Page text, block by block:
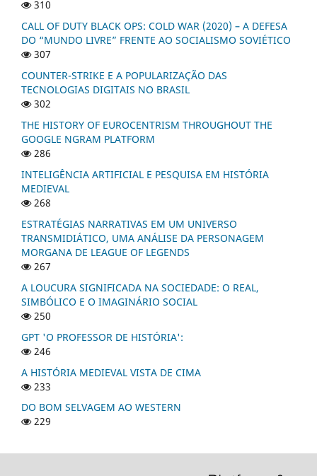
310
CALL OF DUTY BLACK OPS: COLD WAR (2020) – A DEFESA
DO “MUNDO LIVRE” FRENTE AO SOCIALISMO SOVIÉTICO
307
COUNTER-STRIKE E A POPULARIZAÇÃO DAS
TECNOLOGIAS DIGITAIS NO BRASIL
302
THE HISTORY OF EUROCENTRISM THROUGHOUT THE
GOOGLE NGRAM PLATFORM
286
INTELIGÊNCIA ARTIFICIAL E PESQUISA EM HISTÓRIA
MEDIEVAL
268
ESTRATÉGIAS NARRATIVAS EM UM UNIVERSO
TRANSMIDIÁTICO, UMA ANÁLISE DA PERSONAGEM
MORGANA DE LEAGUE OF LEGENDS
267
A LOUCURA SIGNIFICADA NA SOCIEDADE: O REAL,
SIMBÓLICO E O IMAGINÁRIO SOCIAL
250
GPT 'O PROFESSOR DE HISTÓRIA':
246
A HISTÓRIA MEDIEVAL VISTA DE CIMA
233
DO BOM SELVAGEM AO WESTERN
229